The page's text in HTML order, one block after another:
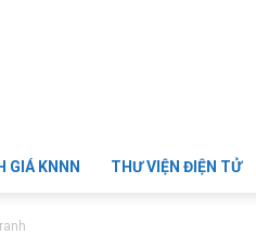
GIÁ KNNN THƯ VIỆN ĐIỆN TỬ